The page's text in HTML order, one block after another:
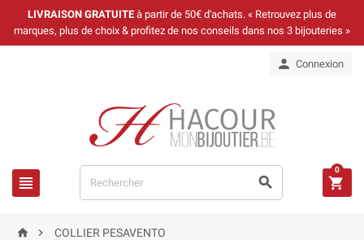
LIVRAISON GRATUITE à partir de 50€ d'achats. « Retrouvez plus de
marques, plus de choix & profitez de nos conseils dans nos 3 bijouteries »
 Connexion
  
0
  COLLIER PESAVENTO